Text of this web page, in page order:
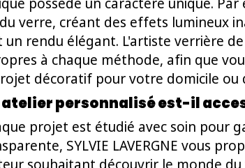
verre, créant des effets lumineux
un rendu élégant. L'artiste verrière
à chaque méthode, afin que
décoratif pour votre domicile
atelier personnalisé est-il
projet est étudié avec soin pour
SYLVIE LAVERGNE vous